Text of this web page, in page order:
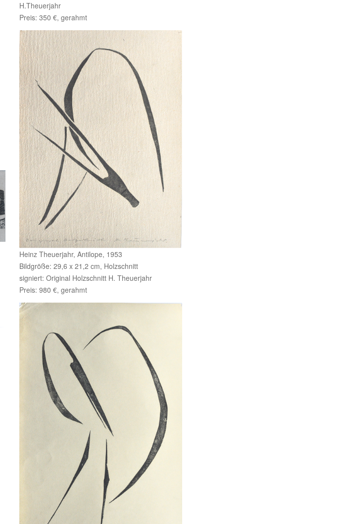
H.Theuerjahr
Preis: 350 €, gerahmt
Heinz Theuerjahr, Antilope, 1953
Bildgröße: 29,6 x 21,2 cm, Holzschnitt
signiert: Original Holzschnitt H. Theuerjahr
Preis: 980 €, gerahmt